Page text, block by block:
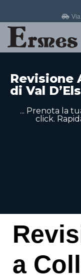
Revisioni
Revisione
di Val
... Prenota la
click.
a